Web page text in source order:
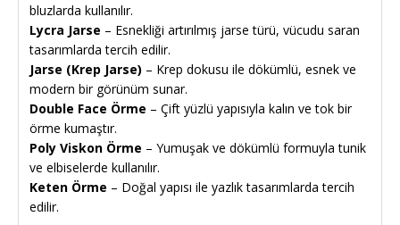
bluzlarda kullanılır.
Lycra Jarse – Esnekliği artırılmış jarse türü, vücudu saran
tasarımlarda tercih edilir.
Jarse (Krep Jarse) – Krep dokusu ile dökümlü, esnek ve
modern bir görünüm sunar.
Double Face Örme – Çift yüzlü yapısıyla kalın ve tok bir
örme kumaştır.
Poly Viskon Örme – Yumuşak ve dökümlü formuyla tunik
ve elbiselerde kullanılır.
Keten Örme – Doğal yapısı ile yazlık tasarımlarda tercih
edilir.